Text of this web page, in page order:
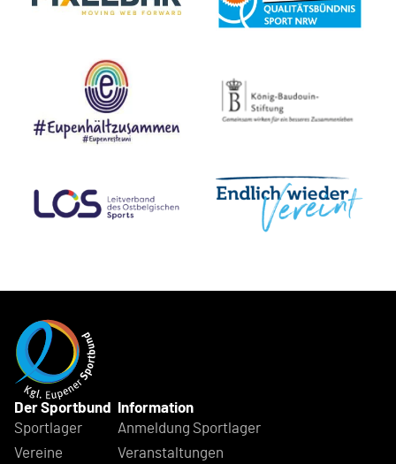
Der Sportbund
Sportlager
Vereine
Information
Anmeldung Sportlager
Veranstaltungen